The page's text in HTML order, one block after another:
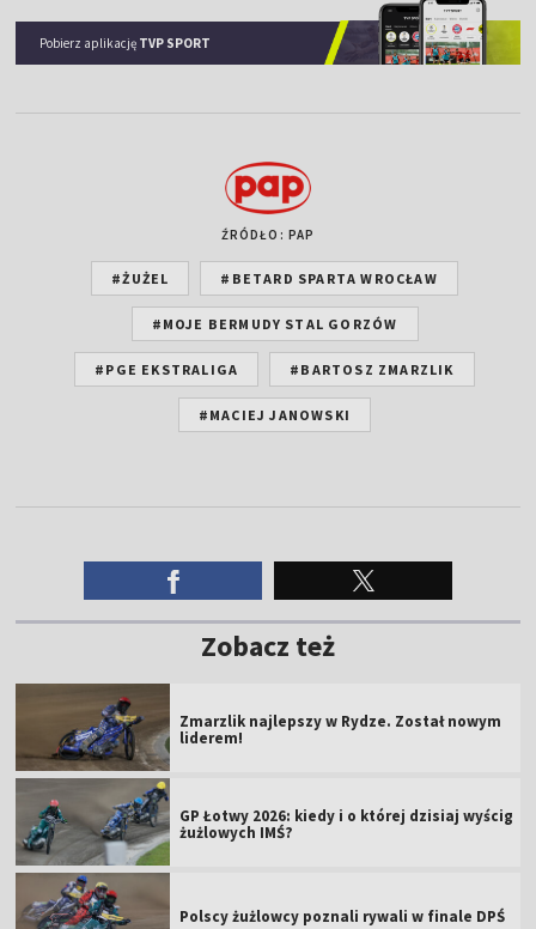
Pobierz aplikację TVP SPORT
ŹRÓDŁO: PAP
#ŻUŻEL #BETARD SPARTA WROCŁAW
#MOJE BERMUDY STAL GORZÓW
#PGE EKSTRALIGA #BARTOSZ ZMARZLIK
#MACIEJ JANOWSKI
Zobacz też
Zmarzlik najlepszy w Rydze. Został nowym
liderem!
GP Łotwy 2026: kiedy i o której dzisiaj wyścig
żużlowych IMŚ?
Polscy żużlowcy poznali rywali w finale DPŚ